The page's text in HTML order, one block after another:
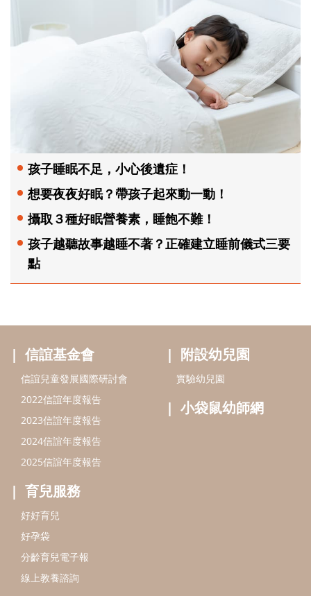
孩子睡眠不足，小心後遺症！
想要夜夜好眠？帶孩子起來動一動！
攝取３種好眠營養素，睡飽不難！
孩子越聽故事越睡不著？正確建立睡前儀式三要
點
信誼基金會
信誼兒童發展國際研討會
2022信誼年度報告
2023信誼年度報告
2024信誼年度報告
2025信誼年度報告
育兒服務
好好育兒
好孕袋
分齡育兒電子報
線上教養諮詢
附設幼兒園
實驗幼兒園
小袋鼠幼師網